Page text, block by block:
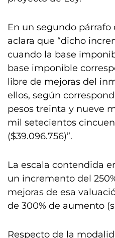
En un segundo párrafo
aclara que “dicho
cuando la base
base imponible
libre de mejoras del
ellos, según
pesos treinta y nueve
mil setecientos
($39.096.756)”.
La escala contendida
un incremento del
mejoras de esa
de 300% de aumento
Respecto de la